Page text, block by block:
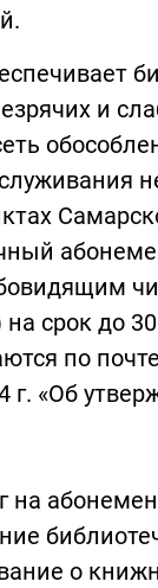
и
срок до
по
г. «Об
на
о